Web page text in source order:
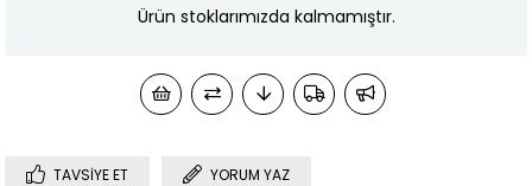
Ürün stoklarımızda kalmamıştır.
TAVSIYE ET YORUM YAZ